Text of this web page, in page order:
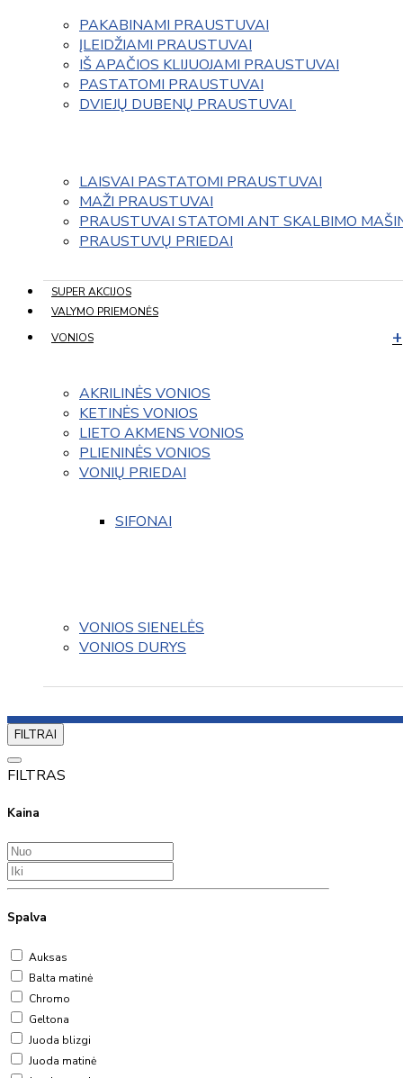
PAKABINAMI PRAUSTUVAI
ĮLEIDŽIAMI PRAUSTUVAI
IŠ APAČIOS KLIJUOJAMI PRAUSTUVAI
PASTATOMI PRAUSTUVAI
DVIEJŲ DUBENŲ PRAUSTUVAI
LAISVAI PASTATOMI PRAUSTUVAI
MAŽI PRAUSTUVAI
PRAUSTUVAI STATOMI ANT SKALBIMO
PRAUSTUVŲ PRIEDAI
SUPER AKCIJOS
VALYMO PRIEMONĖS
VONIOS
AKRILINĖS VONIOS
KETINĖS VONIOS
LIETO AKMENS VONIOS
PLIENINĖS VONIOS
VONIŲ PRIEDAI
SIFONAI
VONIOS SIENELĖS
VONIOS DURYS
FILTRAI
FILTRAS
Kaina
Spalva
Auksas
Balta matinė
Chromo
Geltona
Juoda blizgi
Juoda matinė